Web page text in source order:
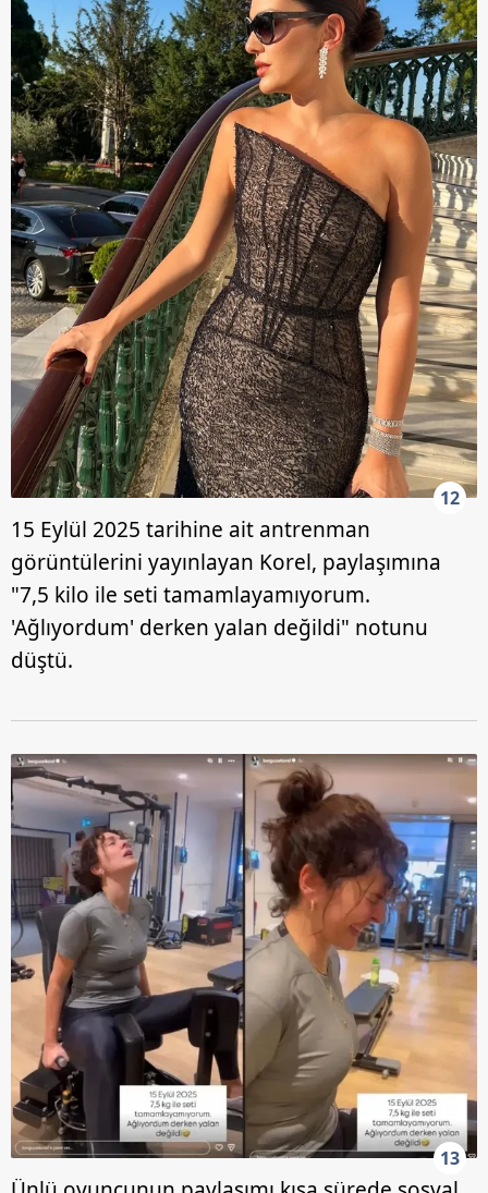
12
15 Eylül 2025 tarihine ait antrenman
görüntülerini yayınlayan Korel, paylaşımına
"7,5 kilo ile seti tamamlayamıyorum.
'Ağlıyordum' derken yalan değildi" notunu
düştü.
13